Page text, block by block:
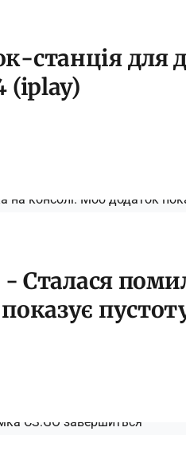
станція для
(iplay)
- Сталася